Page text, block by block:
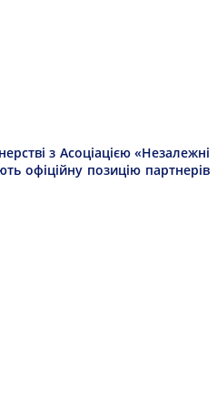
з Асоціацією «Незалежні
офіційну позицію партнерів